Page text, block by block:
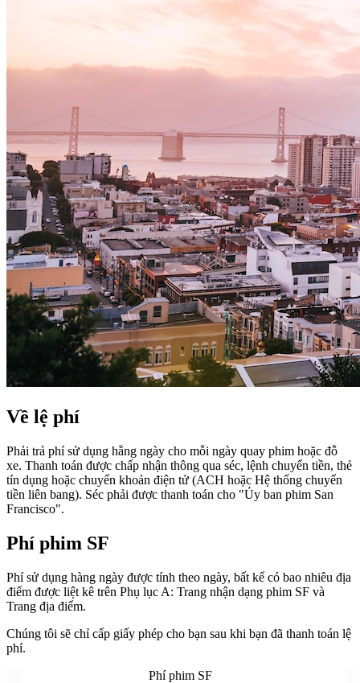
Về lệ phí
Phải trả phí sử dụng hằng ngày cho mỗi ngày quay phim hoặc đỗ
xe. Thanh toán được chấp nhận thông qua séc, lệnh chuyển tiền, thẻ
tín dụng hoặc chuyển khoản điện tử (ACH hoặc Hệ thống chuyển
tiền liên bang). Séc phải được thanh toán cho "Ủy ban phim San
Francisco".
Phí phim SF
Phí sử dụng hàng ngày được tính theo ngày, bất kể có bao nhiêu địa
điểm được liệt kê trên Phụ lục A: Trang nhận dạng phim SF và
Trang địa điểm.
Chúng tôi sẽ chỉ cấp giấy phép cho bạn sau khi bạn đã thanh toán lệ
phí.
Phí phim SF